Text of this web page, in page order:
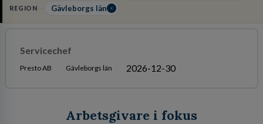
REGION Gävleborgs län
Servicechef
Presto AB Gävleborgs län 2026-12-30
Arbetsgivare i fokus